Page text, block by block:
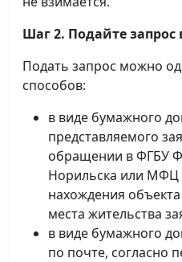
Шаг 2. Подайте запрос
Подать запрос можно
способов:
в виде бумажного
представляемого
обращении в ФГБУ
Норильска или МФЦ
нахождения
места жительства
в виде бумажного
по почте, согласно